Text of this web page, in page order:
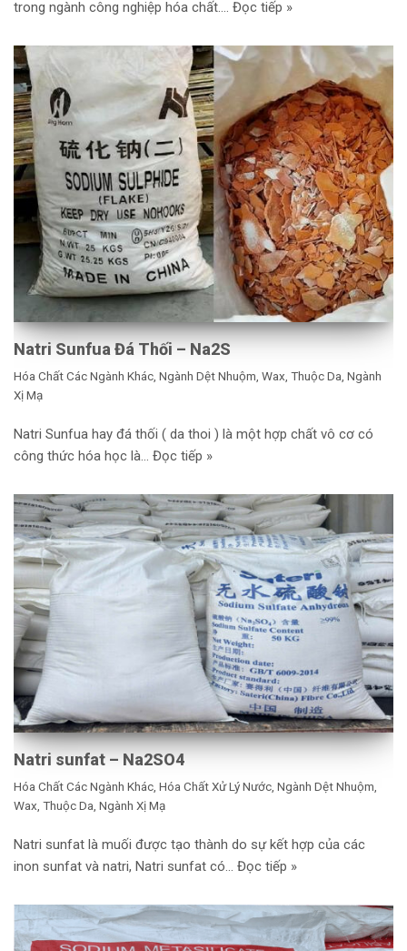
trong ngành công nghiệp hóa chất.… Đọc tiếp »
Natri Sunfua Đá Thối – Na2S
Hóa Chất Các Ngành Khác, Ngành Dệt Nhuộm, Wax, Thuộc Da, Ngành
Xị Mạ
Natri Sunfua hay đá thối ( da thoi ) là một hợp chất vô cơ có
công thức hóa học là… Đọc tiếp »
Natri sunfat – Na2SO4
Hóa Chất Các Ngành Khác Hóa Chất Xử Lý Nước Ngành Dệt Nhuộm,
Wax, Thuộc Da Ngành Xị Mạ
Natri sunfat là muối được tạo thành do sự kết hợp của các
inon sunfat và natri, Natri sunfat có… Đọc tiếp »